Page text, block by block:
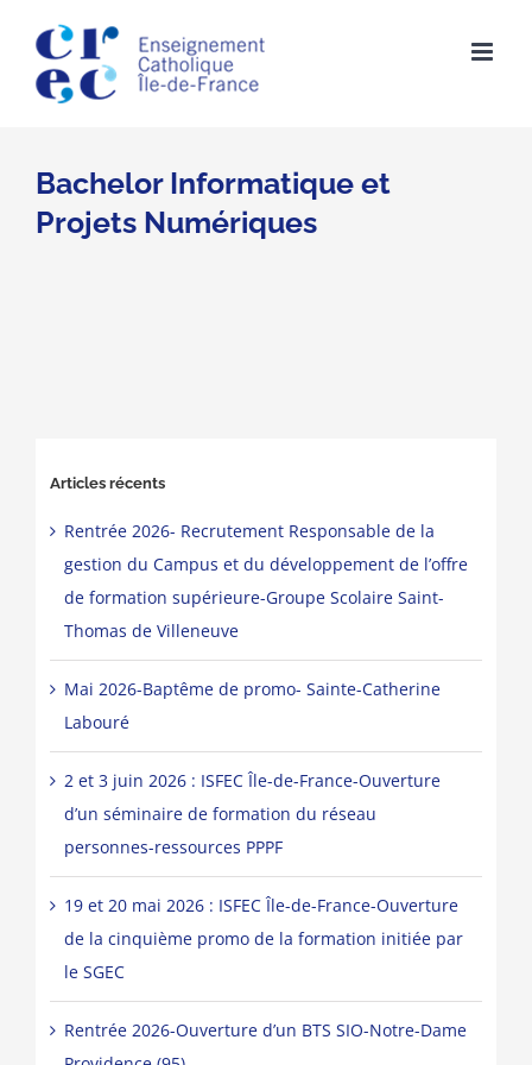
content
Bachelor Informatique et
Projets Numériques
Articles récents
Rentrée 2026- Recrutement Responsable de la
gestion du Campus et du développement de l’offre
de formation supérieure-Groupe Scolaire Saint-
Thomas de Villeneuve
Mai 2026-Baptême de promo- Sainte-Catherine
Labouré
2 et 3 juin 2026 : ISFEC Île-de-France-Ouverture
d’un séminaire de formation du réseau
personnes-ressources PPPF
19 et 20 mai 2026 : ISFEC Île-de-France-Ouverture
de la cinquième promo de la formation initiée par
le SGEC
Rentrée 2026-Ouverture d’un BTS SIO-Notre-Dame